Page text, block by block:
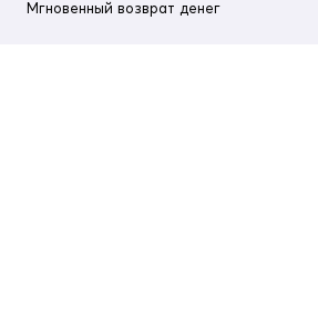
Мгновенный возврат денег